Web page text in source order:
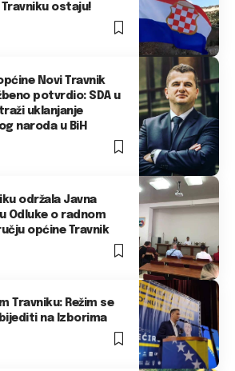
ostaju!
Novi Travnik
potvrdio: SDA u
uklanjanje
naroda u BiH
održala Javna
Odluke o radnom
općine Travnik
Travniku: Režim se
na Izborima